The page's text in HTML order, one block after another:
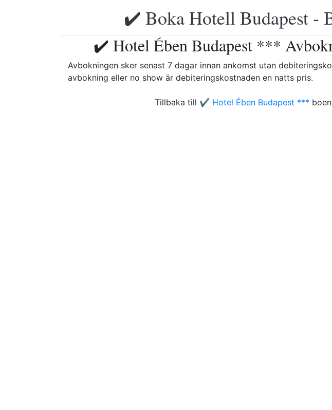
✔️ Boka Hotell Budapest -
✔️ Hotel Ében Budapest ***
Avbokningen sker senast 7 dagar innan ankomst utan
avbokning eller no show är debiteringskostnaden en natts pris.
Tillbaka till ✔️ Hotel Ében Budapest ***